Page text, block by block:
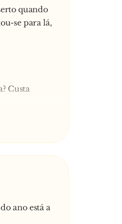
quando
se para lá,
Custa
de á-
uma
você
você
ano está a